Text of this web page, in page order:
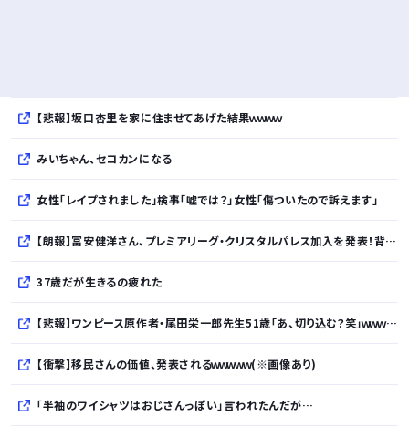
【悲報】坂口杏里を家に住ませてあげた結果ｗｗｗｗ
みいちゃん、セコカンになる
女性「レイプされました」検事「嘘では？」女性「傷ついたので訴えます」
【朗報】冨安健洋さん、プレミアリーグ・クリスタルパレス加入を発表！背番号17「望んでいた場所」ｗｗｗｗｗｗｗｗｗｗ
37歳だが生きるの疲れた
【悲報】ワンピース原作者・尾田栄一郎先生51歳「あ、切り込む？笑」ｗｗｗｗｗｗｗｗｗｗ
【衝撃】移民さんの価値、発表されるｗｗｗｗｗ(※画像あり)
「半袖のワイシャツはおじさんっぽい」言われたんだが…